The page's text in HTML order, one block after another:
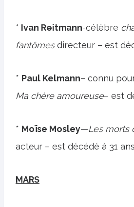
* Ivan Reitmann-célèbre
fantômesdirecteur – est
* Paul Kelmann– connu
Ma chère amoureuse– est
* Moïse Mosley—Les morts
acteur – est décédé à 31
MARS